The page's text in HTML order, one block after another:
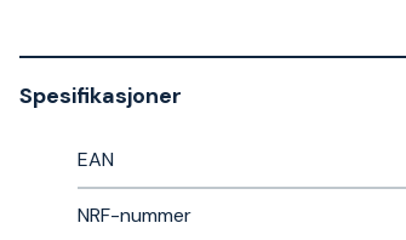
Spesifikasjoner
EAN
NRF-nummer